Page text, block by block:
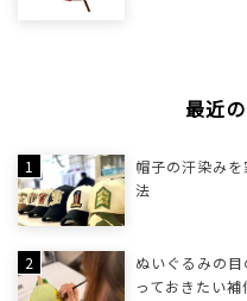
最近
帽子の汗染み
法
ぬいぐるみの
っておきたい補